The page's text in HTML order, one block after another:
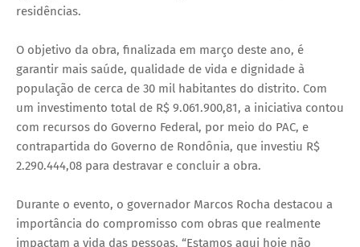
residências.
O objetivo da obra, finalizada em março deste ano, é
garantir mais saúde, qualidade de vida e dignidade à
população de cerca de 30 mil habitantes do distrito. Com
um investimento total de R$ 9.061.900,81, a iniciativa contou
com recursos do Governo Federal, por meio do PAC, e
contrapartida do Governo de Rondônia, que investiu R$
2.290.444,08 para destravar e concluir a obra.
Durante o evento, o governador Marcos Rocha destacou a
importância do compromisso com obras que realmente
impactam a vida das pessoas. “Estamos aqui hoje não